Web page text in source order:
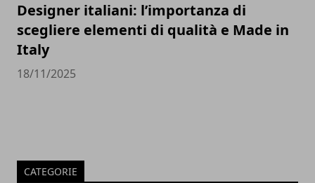
Designer italiani: l’importanza di
scegliere elementi di qualità e Made in
Italy
18/11/2025
CATEGORIE